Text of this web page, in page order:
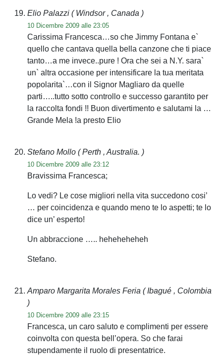
Elio Palazzi ( Windsor , Canada )
10 Dicembre 2009 alle 23:05
Carissima Francesca…so che Jimmy Fontana e`
quello che cantava quella bella canzone che ti piace
tanto…a me invece..pure ! Ora che sei a N.Y. sara`
un` altra occasione per intensificare la tua meritata
popolarita`…con il Signor Magliaro da quelle
parti…..tutto sotto controllo e successo garantito per
la raccolta fondi !! Buon divertimento e salutami la …
Grande Mela !a presto Elio
Stefano Mollo ( Perth , Australia. )
10 Dicembre 2009 alle 23:12
Bravissima Francesca;
Lo vedi? Le cose migliori nella vita succedono cosi’
… per coincidenza e quando meno te lo aspetti; te lo
dice un’ esperto!
Un abbraccione ….. heheheheheh
Stefano.
Amparo Margarita Morales Feria ( Ibagué , Colombia
)
10 Dicembre 2009 alle 23:15
Francesca, un caro saluto e complimenti per essere
coinvolta con questa bell’opera. So che farai
stupendamente il ruolo di presentatrice.